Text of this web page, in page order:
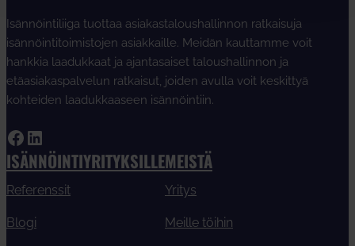
Isännöintiliiga tuottaa asiakastaloushallinnon ratkaisuja
isännöintitoimistojen asiakkaille. Meidän kauttamme voit
hankkia laadukkaat ja ajantasaiset taloushallinnon ja
etäasiakaspalvelun ratkaisut, joiden avulla voit keskittyä
kohteiden laadukkaaseen isännöintiin.
Facebook LinkedIn
ISÄNNÖINTIYRITYKSILLE
Referenssit
Blogi
MEISTÄ
Yritys
Meille töihin